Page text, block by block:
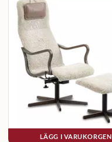
LÄGG I VARUKORGEN